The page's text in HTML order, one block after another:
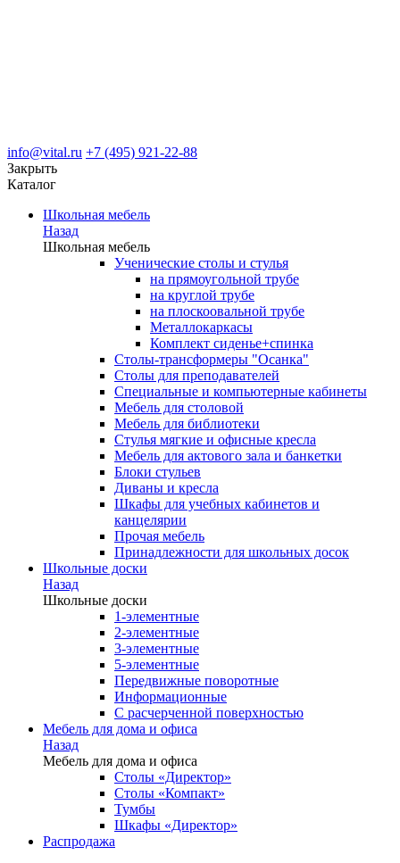
info@vital.ru +7 (495) 921-22-88
Закрыть
Каталог
Школьная мебель
Назад
Школьная мебель
Ученические столы и стулья
на прямоугольной трубе
на круглой трубе
на плоскоовальной трубе
Металлокаркасы
Комплект сиденье+спинка
Столы-трансформеры "Осанка"
Столы для преподавателей
Специальные и компьютерные кабинеты
Мебель для столовой
Мебель для библиотеки
Стулья мягкие и офисные кресла
Мебель для актового зала и банкетки
Блоки стульев
Диваны и кресла
Шкафы для учебных кабинетов и
канцелярии
Прочая мебель
Принадлежности для школьных досок
Школьные доски
Назад
Школьные доски
1-элементные
2-элементные
3-элементные
5-элементные
Передвижные поворотные
Информационные
С расчерченной поверхностью
Мебель для дома и офиса
Назад
Мебель для дома и офиса
Столы «Директор»
Столы «Компакт»
Тумбы
Шкафы «Директор»
Распродажа